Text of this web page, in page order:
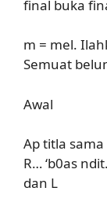
final buka
m = mel.
Semuat
Awal
Ap titla
R… ‘b0as
dan L